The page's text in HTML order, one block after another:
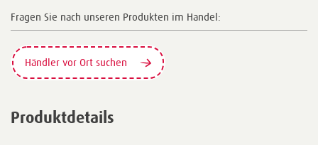
Fragen Sie nach unseren Produkten im Handel:
Händler vor Ort suchen
Produktdetails